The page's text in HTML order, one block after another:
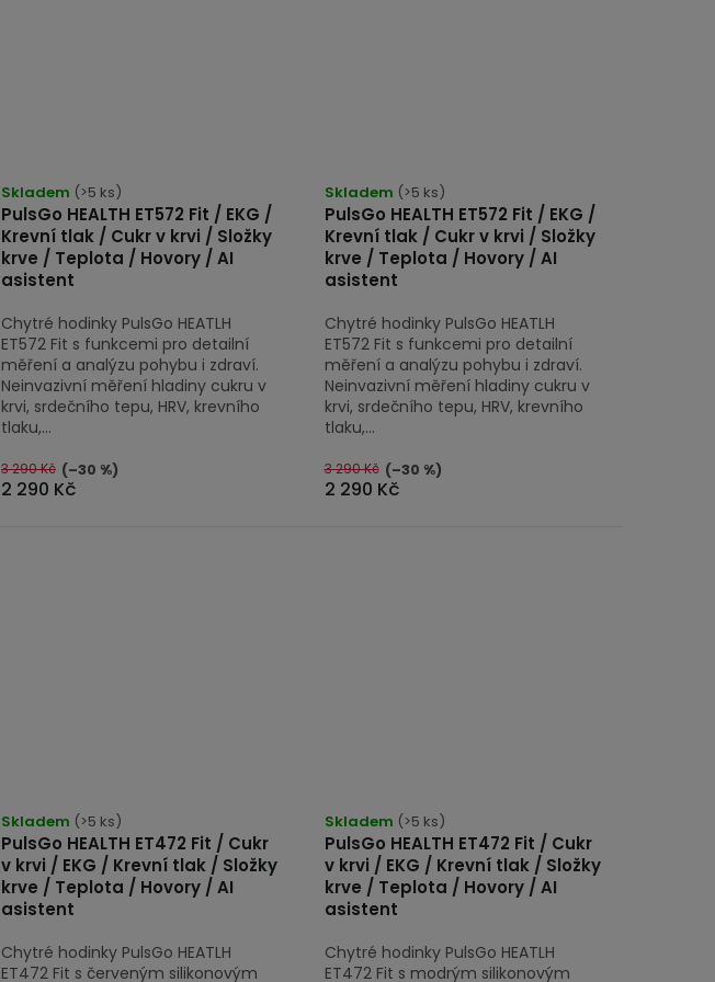
PulsGo HEALTH ET572 Fit / EKG /
Krevní tlak / Cukr v krvi / Složky
krve / Teplota / Hovory / AI
asistent
hodnocení
produktu
je
4,5
5
hvězdiček.
Skladem (>5 ks)
2 290 Kč
3 290 Kč (–30 %)
Chytré hodinky PulsGo HEATLH
ET572 Fit s funkcemi pro detailní
měření a analýzu pohybu i zdraví.
Neinvazivní měření hladiny cukru v
krvi, srdečního tepu, HRV, krevního
tlaku,...
PulsGo HEALTH ET572 Fit / EKG /
Krevní tlak / Cukr v krvi / Složky
krve / Teplota / Hovory / AI
asistent
hodnocení
produktu
je
5,0
5
hvězdiček.
Skladem (>5 ks)
2 290 Kč
3 290 Kč (–30 %)
Chytré hodinky PulsGo HEATLH
ET572 Fit s funkcemi pro detailní
měření a analýzu pohybu i zdraví.
Neinvazivní měření hladiny cukru v
krvi, srdečního tepu, HRV, krevního
tlaku,...
PulsGo HEALTH ET472 Fit / Cukr
v krvi / EKG / Krevní tlak / Složky
krve / Teplota / Hovory / AI
asistent
hodnocení
produktu
je
5,0
5
Skladem (>5 ks)
Chytré hodinky PulsGo HEATLH
ET472 Fit s červeným silikonovým
PulsGo HEALTH ET472 Fit / Cukr
v krvi / EKG / Krevní tlak / Složky
krve / Teplota / Hovory / AI
asistent
hodnocení
produktu
je
5,0
5
Skladem (>5 ks)
Chytré hodinky PulsGo HEATLH
ET472 Fit s modrým silikonovým